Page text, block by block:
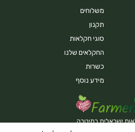
משלוחים
תקנון
סוגי חקלאות
החקלאים שלנו
כשרות
מידע נוסף
ישראלית במיטבה